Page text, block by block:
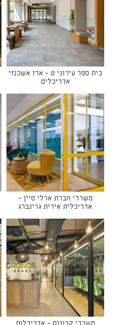
בית ספר עירוני ט - ארז אשכנזי
אדריכלים
משרדי חברת ארלי סיין -
אדריכלית אירית גרינברג